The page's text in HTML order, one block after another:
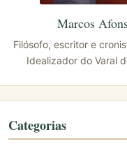
Marcos
Filósofo, escritor e
Idealizador do Varal
Categorias